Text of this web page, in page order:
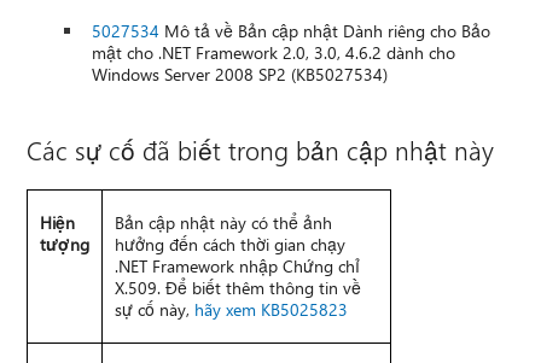
5027534 Mô tả về Bản cập nhật Dành riêng cho Bảo
mật cho .NET Framework 2.0, 3.0, 4.6.2 dành cho
Windows Server 2008 SP2 (KB5027534)
Các sự cố đã biết trong bản cập nhật này
Hiện
tượng
Bản cập nhật này có thể ảnh
hưởng đến cách thời gian chạy
.NET Framework nhập Chứng chỉ
X.509. Để biết thêm thông tin về
sự cố này, hãy xem KB5025823